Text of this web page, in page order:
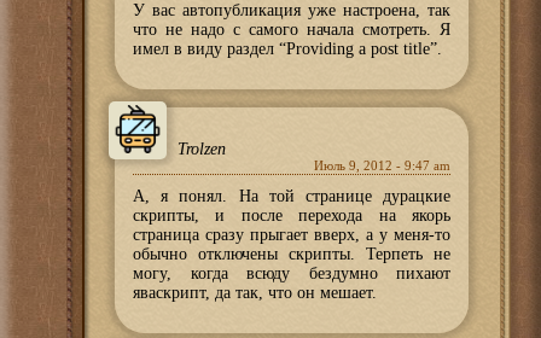
У вас автопубликация уже настроена, так
что не надо с самого начала смотреть. Я
имел в виду раздел “Providing a post title”.
Trolzen
Июль 9, 2012 - 9:47 am
А, я понял. На той странице дурацкие
скрипты, и после перехода на якорь
страница сразу прыгает вверх, а у меня-то
обычно отключены скрипты. Терпеть не
могу, когда всюду бездумно пихают
яваскрипт, да так, что он мешает.